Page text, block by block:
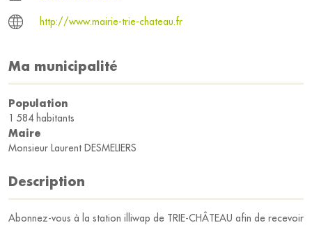
http://www.mairie-trie-chateau.fr
Ma municipalité
Population
1 584 habitants
Maire
Monsieur Laurent DESMELIERS
Description
Abonnez-vous à la station illiwap de TRIE-CHÂTEAU afin de recevoir